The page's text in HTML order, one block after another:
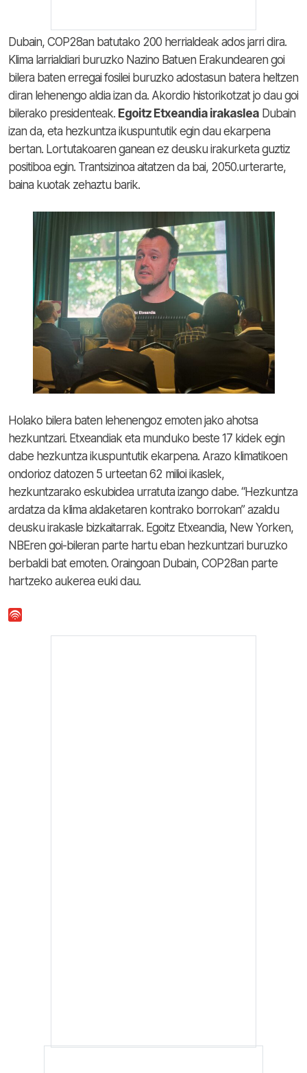
Dubain, COP28an batutako 200 herrialdeak ados jarri dira.
Klima larrialdiari buruzko Nazino Batuen Erakundearen goi
bilera baten erregai fosilei buruzko adostasun batera heltzen
diran lehenengo aldia izan da. Akordio historikotzat jo dau goi
bilerako presidenteak. Egoitz Etxeandia irakaslea Dubain
izan da, eta hezkuntza ikuspuntutik egin dau ekarpena
bertan. Lortutakoaren ganean ez deusku irakurketa guztiz
positiboa egin. Trantsizinoa aitatzen da bai, 2050.urterarte,
baina kuotak zehaztu barik.
Holako bilera baten lehenengoz emoten jako ahotsa
hezkuntzari. Etxeandiak eta munduko beste 17 kidek egin
dabe hezkuntza ikuspuntutik ekarpena. Arazo klimatikoen
ondorioz datozen 5 urteetan 62 milioi ikaslek,
hezkuntzarako eskubidea urratuta izango dabe. “Hezkuntza
ardatza da klima aldaketaren kontrako borrokan” azaldu
deusku irakasle bizkaitarrak. Egoitz Etxeandia, New Yorken,
NBEren goi-bileran parte hartu eban hezkuntzari buruzko
berbaldi bat emoten. Oraingoan Dubain, COP28an parte
hartzeko aukerea euki dau.